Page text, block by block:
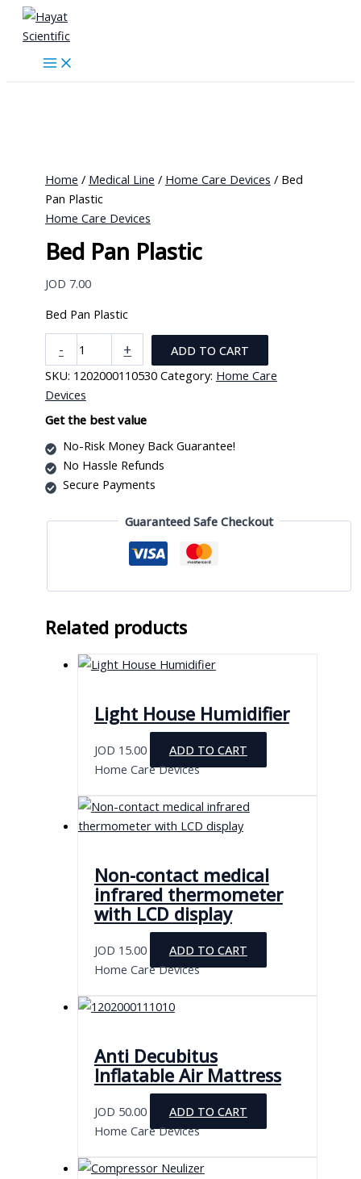
Skip
content
Home / Medical Line / Home Care Devices / Bed
Pan Plastic
Home Care Devices
Bed Pan Plastic
JOD 7.00
Bed Pan Plastic
-
Pan
Plastic
quantity
+
ADD TO CART
SKU: 1202000110530 Category: Home Care
Devices
Get the best value
No-Risk Money Back Guarantee!
No Hassle Refunds
Secure Payments
Guaranteed Safe Checkout
Related products
Light House Humidifier
JOD 15.00
ADD TO CART
Home Care Devices
Non-contact medical
infrared thermometer
with LCD display
JOD 15.00
ADD TO CART
Home Care Devices
Anti Decubitus
Inflatable Air Mattress
JOD 50.00
ADD TO CART
Home Care Devices